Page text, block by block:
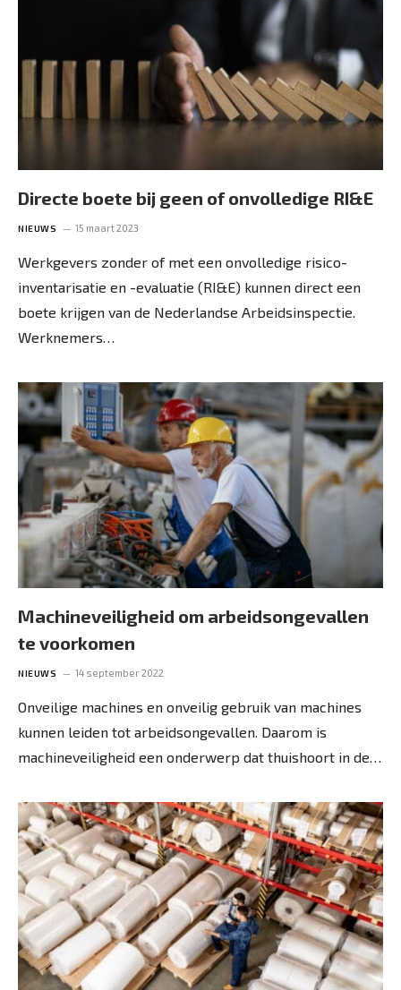
Directe boete bij geen of onvolledige RI&E
NIEUWS 15 maart 2023
Werkgevers zonder of met een onvolledige risico-
inventarisatie en -evaluatie (RI&E) kunnen direct een
boete krijgen van de Nederlandse Arbeidsinspectie.
Werknemers…
Machineveiligheid om arbeidsongevallen
te voorkomen
NIEUWS 14 september 2022
Onveilige machines en onveilig gebruik van machines
kunnen leiden tot arbeidsongevallen. Daarom is
machineveiligheid een onderwerp dat thuishoort in de…